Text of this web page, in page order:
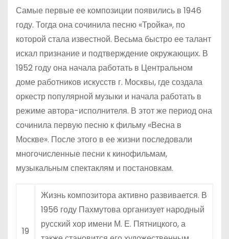
Самые первые ее композиции появились в 1946
году. Тогда она сочинила песню «Тройка», по
которой стала известной. Весьма быстро ее талант
искал признание и подтверждение окружающих. В
1952 году она начала работать в Центральном
доме работников искусств г. Москвы, где создала
оркестр популярной музыки и начала работать в
режиме автора-исполнителя. В этот же период она
сочинила первую песню к фильму «Весна в
Москве». После этого в ее жизни последовали
многочисленные песни к кинофильмам,
музыкальным спектаклям и постановкам.
19
Жизнь композитора активно развивается. В
1956 году Пахмутова организует народный
русский хор имени М. Е. Пятницкого, а